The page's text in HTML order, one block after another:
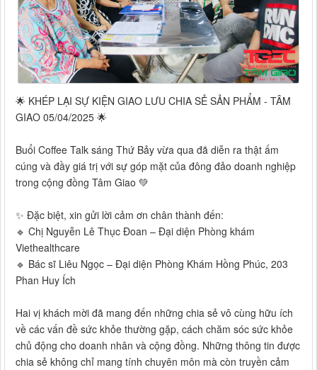
🌟 KHÉP LẠI SỰ KIỆN GIAO LƯU CHIA SẺ SẢN PHẨM - TÂM
GIAO 05/04/2025 🌟
Buổi Coffee Talk sáng Thứ Bảy vừa qua đã diễn ra thật ấm
cúng và đầy giá trị với sự góp mặt của đông đảo doanh nghiệp
trong cộng đồng Tâm Giao 💚
✨ Đặc biệt, xin gửi lời cảm ơn chân thành đến:
🔹 Chị Nguyễn Lê Thục Đoan – Đại diện Phòng khám
Viethealthcare
🔹 Bác sĩ Liêu Ngọc – Đại diện Phòng Khám Hồng Phúc, 203
Phan Huy Ích
Hai vị khách mời đã mang đến những chia sẻ vô cùng hữu ích
về các vấn đề sức khỏe thường gặp, cách chăm sóc sức khỏe
chủ động cho doanh nhân và cộng đồng. Những thông tin được
chia sẻ không chỉ mang tính chuyên môn mà còn truyền cảm